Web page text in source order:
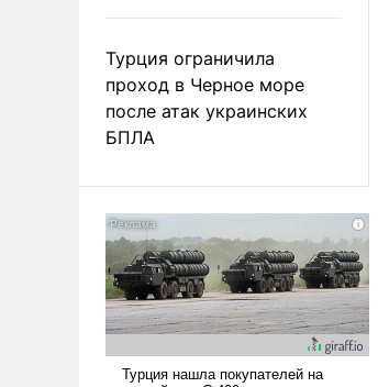
Турция ограничила
проход в Черное море
после атак украинских
БПЛА